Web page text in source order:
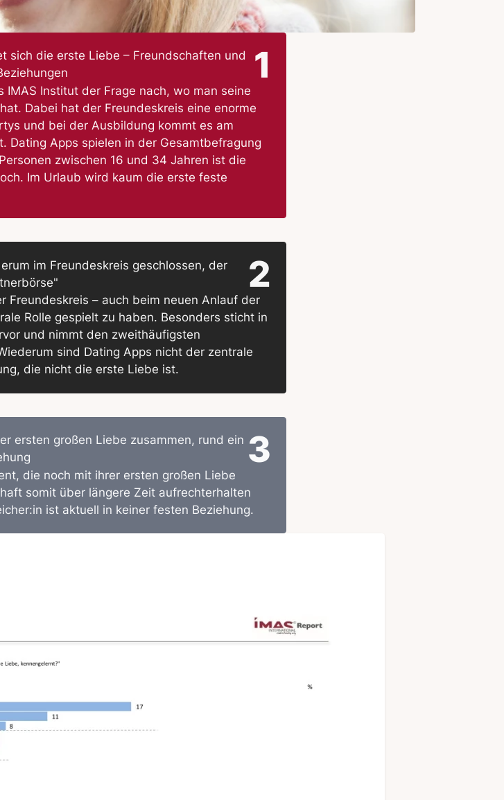
sich die erste Liebe – Freundschaften und
1
IMAS Institut der Frage nach, wo man seine
Dabei hat der Freundeskreis eine enorme
und bei der Ausbildung kommt es am
Dating Apps spielen in der Gesamtbefragung
zwischen 16 und 34 Jahren ist die
Im Urlaub wird kaum die erste feste
im Freundeskreis geschlossen, der
2
Freundeskreis – auch beim neuen Anlauf der
Rolle gespielt zu haben. Besonders sticht in
und nimmt den zweithäufigsten
sind Dating Apps nicht der zentrale
die nicht die erste Liebe ist.
ersten großen Liebe zusammen, rund ein 3
die noch mit ihrer ersten großen Liebe
somit über längere Zeit aufrechterhalten
ist aktuell in keiner festen Beziehung.